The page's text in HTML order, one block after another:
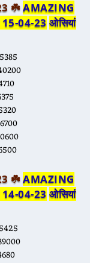
☘️AMAZING
04-23 ओसियां
☘️AMAZING
04-23 ओसियां